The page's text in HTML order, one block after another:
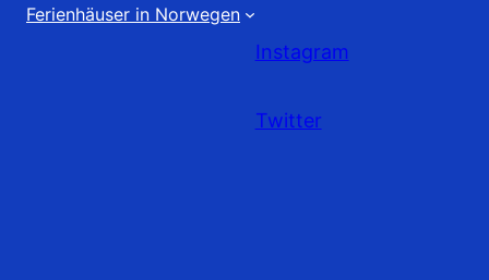
Ferienhäuser in Norwegen
Instagram
Twitter